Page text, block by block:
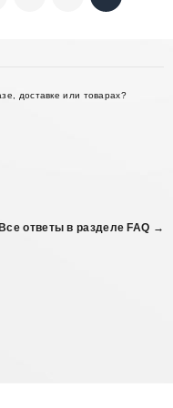
доставке или товарах?
Все ответы в разделе FAQ →